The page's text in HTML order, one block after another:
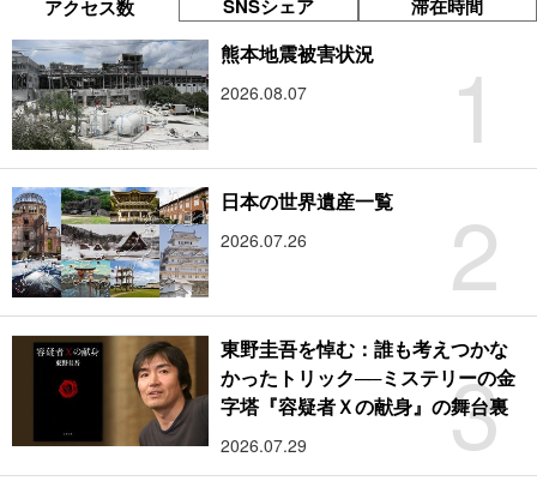
アクセス数 SNSシェア 滞在時間
1
熊本地震被害状況
2026.08.07
2
日本の世界遺産一覧
2026.07.26
3
東野圭吾を悼む：誰も考えつかな
かったトリック──ミステリーの金
字塔『容疑者Ｘの献身』の舞台裏
2026.07.29